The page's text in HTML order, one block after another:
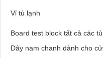
Vỉ tủ lạnh
Board test block tất cả các
Dây nam chanh dành cho